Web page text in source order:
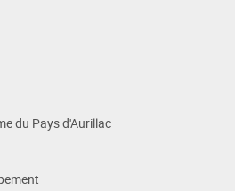
du Pays d'Aurillac